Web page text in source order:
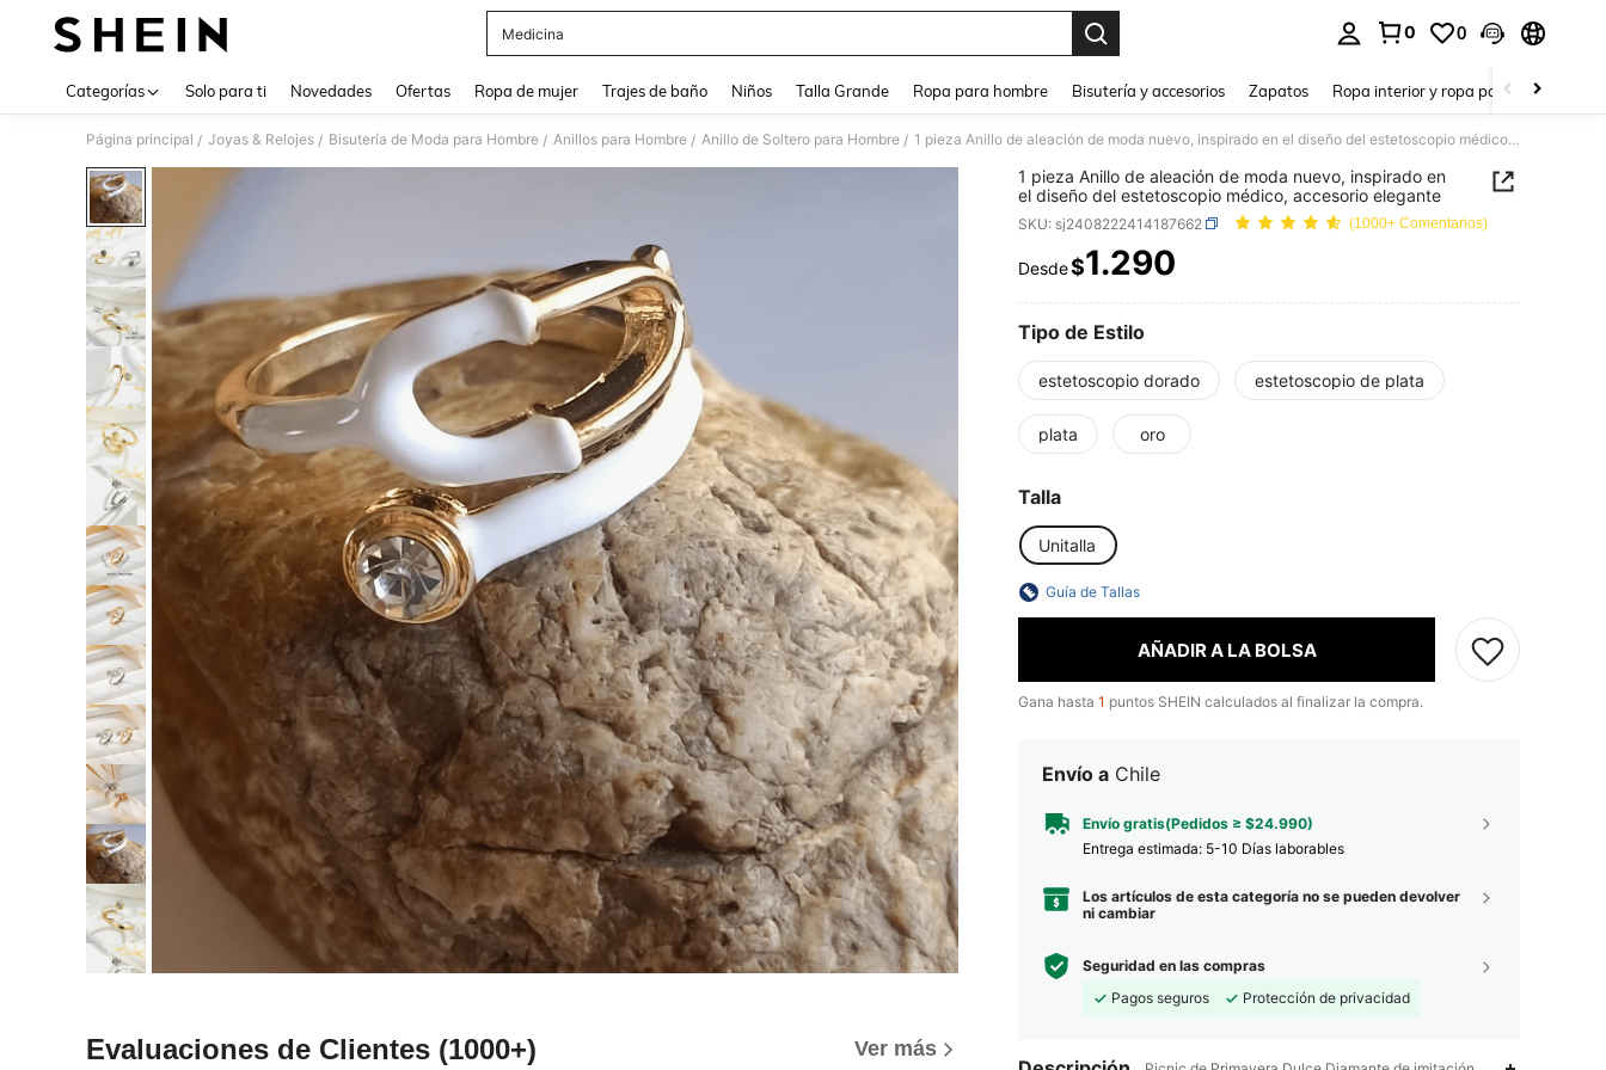
Medicina
0 0
Categorías Solo para ti Novedades Ofertas Ropa de mujer Trajes de baño Niños Talla Grande Ropa para hombre Bisutería y accesorios Zapatos Ropa interior y ropa para dormir
Página principal / Joyas & Relojes / Bisutería de Moda para Hombre / Anillos para Hombre / Anillo de Soltero para Hombre / 1 pieza Anillo de aleación de moda nuevo, inspirado en el diseño del estetoscopio médico, accesorio elegante
Evaluaciones de Clientes (1000+) Ver más
1 pieza Anillo de aleación de moda nuevo, inspirado en
el diseño del estetoscopio médico, accesorio elegante
SKU: sj2408222414187662 (1000+ Comentarios)
PRICE AND AVAILABILITY
Desde$1.290
Tipo de Estilo
estetoscopio dorado estetoscopio de plata
plata oro
Talla
Unitalla
Guía de Tallas
AÑADIR A LA BOLSA
Gana hasta 1 puntos SHEIN calculados al finalizar la compra.
Envío a Chile
Envío gratis(Pedidos ≥ $24.990)
Entrega estimada: 5-10 Días laborables
Los artículos de esta categoría no se pueden devolver
ni cambiar
Seguridad en las compras
Pagos seguros
Protección de privacidad